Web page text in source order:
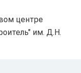
центре
им. Д.Н.